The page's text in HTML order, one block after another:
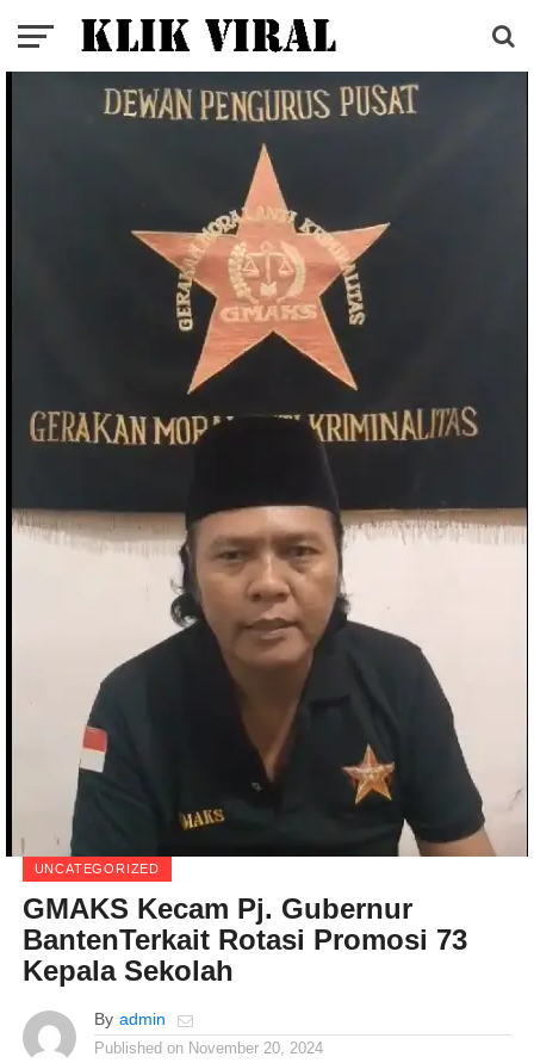
UNCATEGORIZED
GMAKS Kecam Pj. Gubernur
BantenTerkait Rotasi Promosi 73
Kepala Sekolah
By admin
Published on November 20, 2024